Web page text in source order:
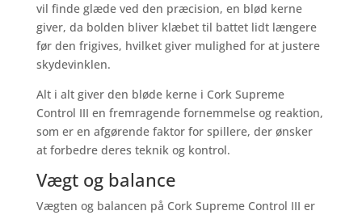
vil finde glæde ved den præcision, en blød kerne
giver, da bolden bliver klæbet til battet lidt længere
før den frigives, hvilket giver mulighed for at justere
skydevinklen.
Alt i alt giver den bløde kerne i Cork Supreme
Control III en fremragende fornemmelse og reaktion,
som er en afgørende faktor for spillere, der ønsker
at forbedre deres teknik og kontrol.
Vægt og balance
Vægten og balancen på Cork Supreme Control III er